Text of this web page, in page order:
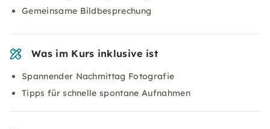
Gemeinsame Bildbesprechung
Was im Kurs inklusive ist
Spannender Nachmittag Fotografie
Tipps für schnelle spontane Aufnahmen